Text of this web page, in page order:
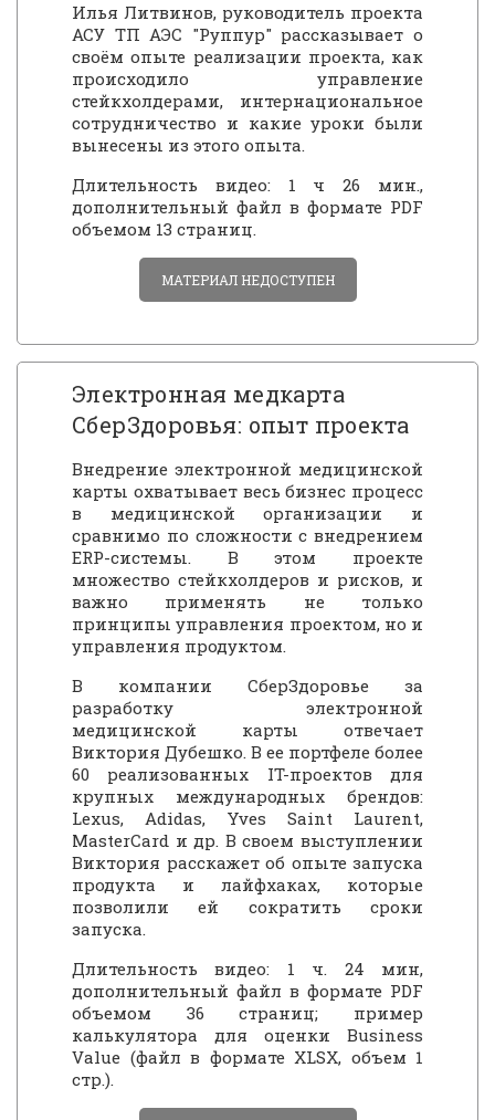
Илья Литвинов, руководитель проекта
АСУ ТП АЭС "Руппур" рассказывает о
своём опыте реализации проекта, как
происходило управление
стейкхолдерами, интернациональное
сотрудничество и какие уроки были
вынесены из этого опыта.
Длительность видео: 1 ч 26 мин.,
дополнительный файл в формате PDF
объемом 13 страниц.
МАТЕРИАЛ НЕДОСТУПЕН
Электронная медкарта
CберЗдоровья: опыт проекта
Внедрение электронной медицинской
карты охватывает весь бизнес процесс
в медицинской организации и
сравнимо по сложности с внедрением
ERP-системы. В этом проекте
множество стейкхолдеров и рисков, и
важно применять не только
принципы управления проектом, но и
управления продуктом.
В компании СберЗдоровье за
разработку электронной
медицинской карты отвечает
Виктория Дубешко. В ее портфеле более
60 реализованных IT-проектов для
крупных международных брендов:
Lexus, Adidas, Yves Saint Laurent,
MasterCard и др. В своем выступлении
Виктория расскажет об опыте запуска
продукта и лайфхаках, которые
позволили ей сократить сроки
запуска.
Длительность видео: 1 ч. 24 мин,
дополнительный файл в формате PDF
объемом 36 страниц; пример
калькулятора для оценки Business
Value (файл в формате XLSX, объем 1
стр.).